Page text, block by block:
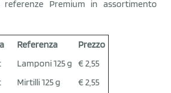
Premium in assortimento
Referenza
Prezzo
Lamponi 125 g € 2,55
Mirtilli 125 g
€ 2,55